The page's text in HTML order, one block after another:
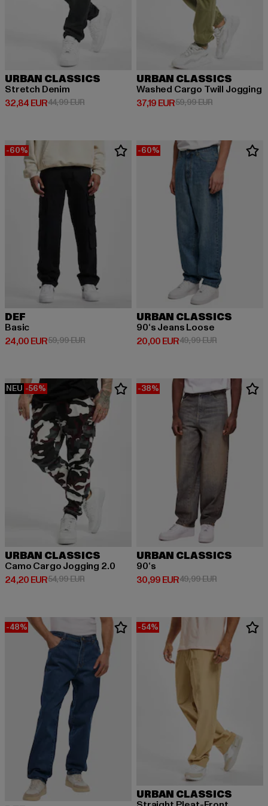
URBAN CLASSICS
Stretch Denim
32,84 EUR
Derzeitiger Preis: 32,84 EUR
44,99 EURAktionspreis: 44,99 EUR
URBAN CLASSICS
Washed Cargo Twill Jogging
37,19 EUR
Derzeitiger Preis: 37,19 EUR
59,99 EURAktionspreis:
-60%
DEF
Basic
24,00 EUR
Derzeitiger Preis: 24,00 EUR
59,99 EURAktionspreis: 59,99 EUR
-60%
URBAN CLASSICS
90‘s Jeans Loose
20,00 EUR
Derzeitiger Preis: 20,00 EUR
49,99 EURAktionspreis:
NEU -56%
URBAN CLASSICS
Camo Cargo Jogging 2.0
24,20 EUR
Derzeitiger Preis: 24,20 EUR
54,99 EURAktionspreis: 54,99 EUR
-38%
URBAN CLASSICS
90‘s
30,99 EUR
Derzeitiger Preis: 30,99 EUR
49,99 EURAktionspreis:
-48% -54%
URBAN CLASSICS